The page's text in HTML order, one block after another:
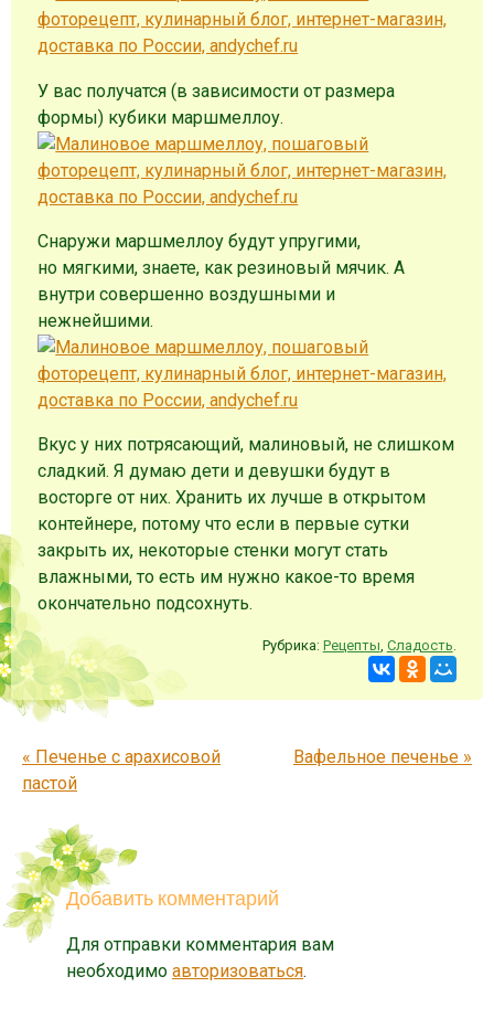
У вас получатся (в зависимости от размера
формы) кубики маршмеллоу.
Снаружи маршмеллоу будут упругими,
но мягкими, знаете, как резиновый мячик. А
внутри совершенно воздушными и
нежнейшими.
Вкус у них потрясающий, малиновый, не слишком
сладкий. Я думаю дети и девушки будут в
восторге от них. Хранить их лучше в открытом
контейнере, потому что если в первые сутки
закрыть их, некоторые стенки могут стать
влажными, то есть им нужно какое-то время
окончательно подсохнуть.
Рубрика: Рецепты, Сладость.
Запись навигация
« Печенье с арахисовой
пастой
Вафельное печенье »
Добавить комментарий
Для отправки комментария вам
необходимо авторизоваться.